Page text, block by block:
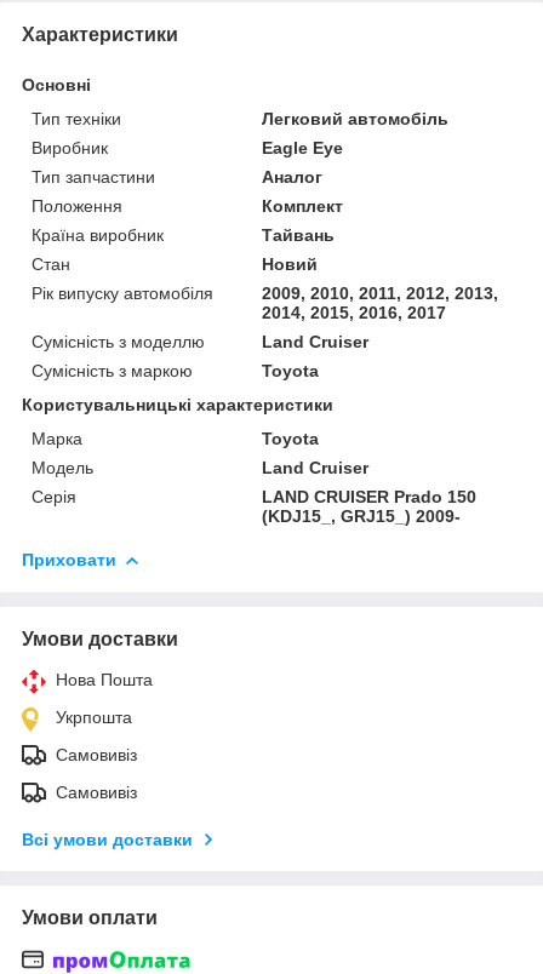
Характеристики
Основні
Тип техніки
Легковий автомобіль
Виробник
Eagle Eye
Тип запчастини
Аналог
Положення
Комплект
Країна виробник
Тайвань
Стан
Новий
Рік випуску автомобіля
2009, 2010, 2011, 2012, 2013,
2014, 2015, 2016, 2017
Сумісність з моделлю
Land Cruiser
Сумісність з маркою
Toyota
Користувальницькі характеристики
Марка
Toyota
Модель
Land Cruiser
Серія
LAND CRUISER Prado 150
(KDJ15_, GRJ15_) 2009-
Приховати
Умови доставки
Нова Пошта
Укрпошта
Самовивіз
Самовивіз
Всі умови доставки
Умови оплати